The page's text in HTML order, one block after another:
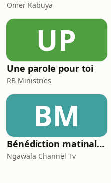
Omer Kabuya
UP
Une parole pour toi
RB Ministries
BM
Bénédiction matinale avec le révérend Francis Ngawala
Ngawala Channel Tv